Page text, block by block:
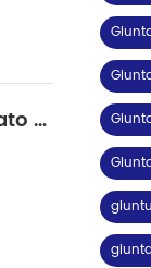
Che cosa è una POLARIZZAZIONE di MANTENIMENTO (PM) in Fibra di Fusion Splicer utilizzato per?